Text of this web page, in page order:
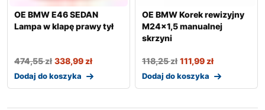
OE BMW E46 SEDAN
Lampa w klapę prawy tył
474,55zł 338,99zł
Dodaj do koszyka
OE BMW Korek rewizyjny
M24x1,5 manualnej
skrzyni
118,25zł 111,99zł
Dodaj do koszyka